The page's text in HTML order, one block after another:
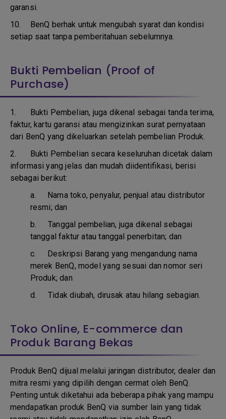
garansi.
10. BenQ berhak untuk mengubah syarat dan kondisi
setiap saat tanpa pemberitahuan sebelumnya.
Bukti Pembelian (Proof of
Purchase)
1. Bukti Pembelian, juga dikenal sebagai tanda terima,
faktur, kartu garansi atau mengizinkan surat pernyataan
dari BenQ yang dikeluarkan setelah pembelian Produk.
2. Bukti Pembelian secara keseluruhan dicetak dalam
informasi yang jelas dan mudah diidentifikasi, berisi
sebagai berikut:
a. Nama toko, penyalur, penjual atau distributor
resmi; dan
b. Tanggal pembelian, juga dikenal sebagai
tanggal faktur atau tanggal penerbitan; dan
c. Deskripsi Barang yang mengandung nama
merek BenQ, model yang sesuai dan nomor seri
Produk; dan
d.Tidak diubah, dirusak atau hilang sebagian.
Toko Online, E-commerce dan
Produk Barang Bekas
Produk BenQ dijual melalui jaringan distributor, dealer dan
mitra resmi yang dipilih dengan cermat oleh BenQ.
Penting untuk diketahui ada beberapa pihak yang mampu
mendapatkan produk BenQ via sumber lain yang tidak